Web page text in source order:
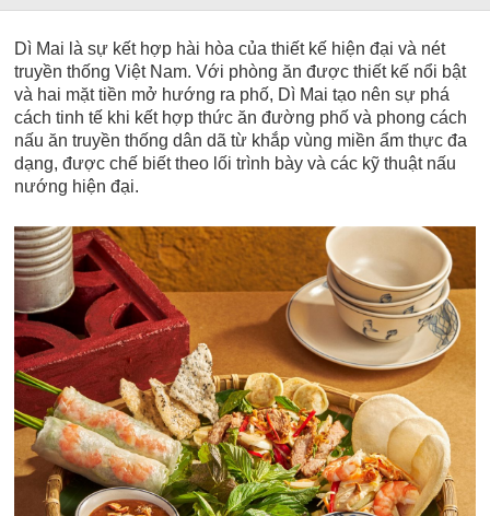
Dì Mai là sự kết hợp hài hòa của thiết kế hiện đại và nét
truyền thống Việt Nam. Với phòng ăn được thiết kế nổi bật
và hai mặt tiền mở hướng ra phố, Dì Mai tạo nên sự phá
cách tinh tế khi kết hợp thức ăn đường phố và phong cách
nấu ăn truyền thống dân dã từ khắp vùng miền ẩm thực đa
dạng, được chế biết theo lối trình bày và các kỹ thuật nấu
nướng hiện đại.